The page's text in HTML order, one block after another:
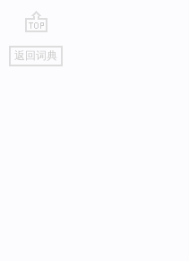
go
top
返回词典